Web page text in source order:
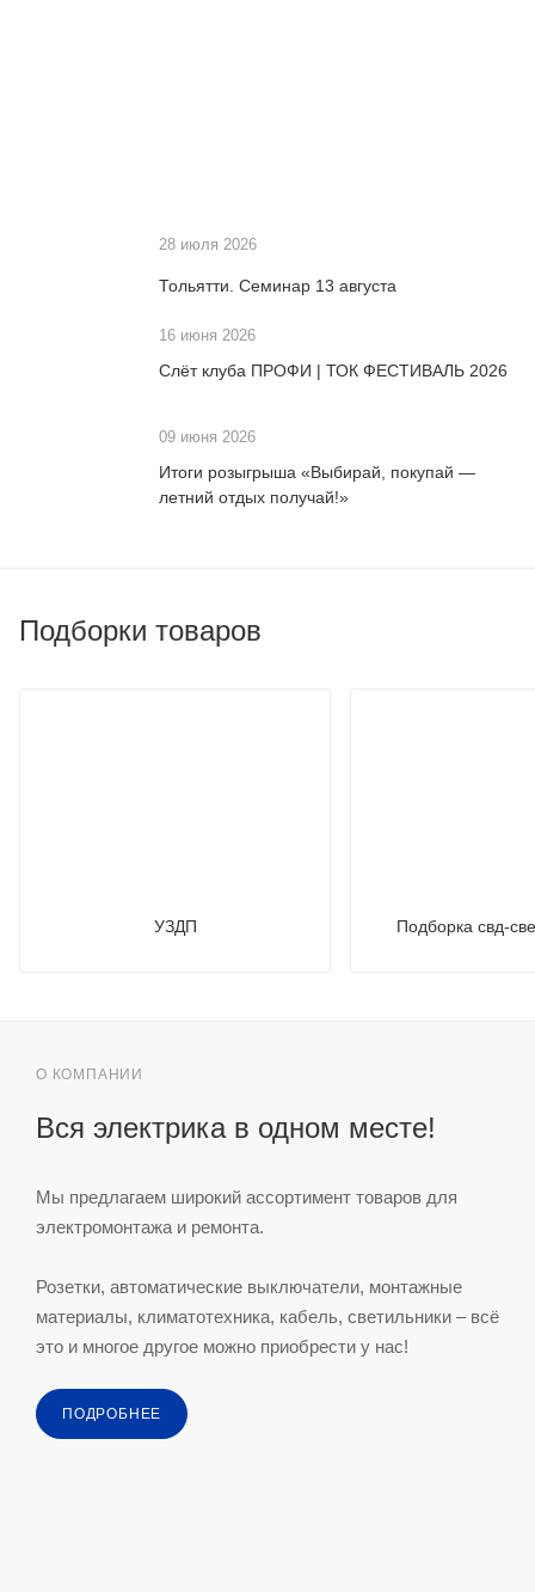
28 июля 2026
Тольятти. Семинар 13 августа
16 июня 2026
Слёт клуба ПРОФИ | ТОК ФЕСТИВАЛЬ 2026
09 июня 2026
Итоги розыгрыша «Выбирай, покупай —
летний отдых получай!»
Подборки товаров
УЗДП Подборка свд-
О КОМПАНИИ
Вся электрика в одном месте!
Мы предлагаем широкий ассортимент товаров для
электромонтажа и ремонта.
Розетки, автоматические выключатели, монтажные
материалы, климатотехника, кабель, светильники – всё
это и многое другое можно приобрести у нас!
ПОДРОБНЕЕ